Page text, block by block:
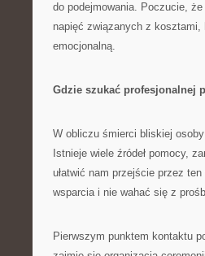
do podejmowania. Poczucie,
napięć związanych z
emocjonalną.
Gdzie szukać profesjonalnej
W obliczu śmierci bliskiej
Istnieje wiele źródeł pomocy,
ułatwić nam przejście przez
wsparcia i nie wahać się z
Pierwszym punktem kontaktu